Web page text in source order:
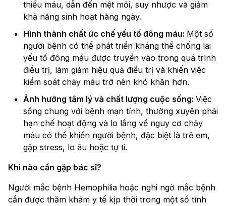
thiếu máu, dẫn đến mệt mỏi, suy nhược và giảm
khả năng sinh hoạt hàng ngày.
Hình thành chất ức chế yếu tố đông máu: Một số
người bệnh có thể phát triển kháng thể chống lại
yếu tố đông máu được truyền vào trong quá trình
điều trị, làm giảm hiệu quả điều trị và khiến việc
kiểm soát chảy máu trở nên khó khăn hơn.
Ảnh hưởng tâm lý và chất lượng cuộc sống: Việc
sống chung với bệnh mạn tính, thường xuyên phải
hạn chế hoạt động và lo lắng về nguy cơ chảy
máu có thể khiến người bệnh, đặc biệt là trẻ em,
gặp stress, lo âu hoặc tự ti.
Khi nào cần gặp bác sĩ?
Người mắc bệnh Hemophilia hoặc nghi ngờ mắc bệnh
cần được thăm khám y tế kịp thời trong một số tình